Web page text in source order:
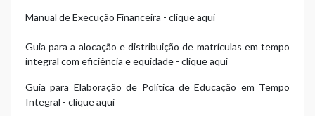
Manual de Execução Financeira - clique aqui
Guia para a alocação e distribuição de matrículas em tempo
integral com eficiência e equidade - clique aqui
Guia para Elaboração de Política de Educação em Tempo
Integral - clique aqui